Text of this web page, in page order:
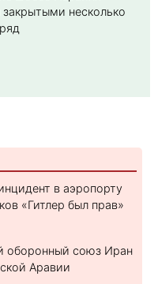
закрытыми несколько
в аэропорту
«Гитлер был прав»
оборонный союз Иран
Аравии